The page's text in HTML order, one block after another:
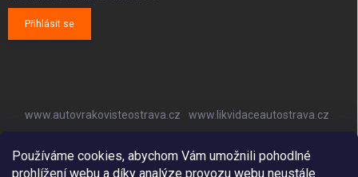
Používáme cookies, abychom Vám umožnili pohodlné
prohlížení webu a díky analýze provozu webu neustále
Přihlásit se
www.autovrakovisteostrava.cz
www.likvidaceautostrava.cz